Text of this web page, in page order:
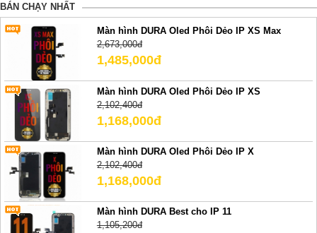
BÁN CHẠY NHẤT
Màn hình DURA Oled Phôi Dẻo IP XS Max
2,673,000đ
1,485,000đ
Màn hình DURA Oled Phôi Dẻo IP XS
2,102,400đ
1,168,000đ
Màn hình DURA Oled Phôi Dẻo IP X
2,102,400đ
1,168,000đ
Màn hình DURA Best cho IP 11
1,105,200đ